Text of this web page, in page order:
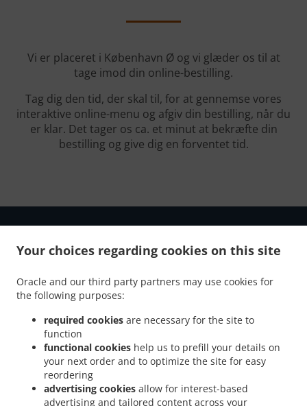
Your choices regarding cookies on this site
Oracle and our third party partners may use cookies for
the following purposes:
required cookies are necessary for the site to
function
functional cookies help us to prefill your details on
your next order and to optimize the site for easy
reordering
advertising cookies allow for interest-based
advertising and tailored content across your
Vi er placeret i København Ø og vi glæder os til at
tage imod din online-bestilling.
Tag dig den tid, der skal til, for at gennemse vores
interaktive online-menu og afgiv din bestilling, når du
er klar. Det tager os ca. et minut at bekræfte din
bestilling og give dig en forventet tid.
Fortrolighedspolitik . Vilkår for brug . Cookie Policy Changes
Kontakt Os
Østerbrogade 93, 2100 København Ø, Denmark
+45 35 26 33 77
Links
Kontakt Os